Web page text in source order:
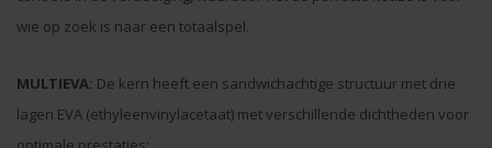
wie op zoek is naar een totaalspel.
MULTIEVA: De kern heeft een sandwichachtige structuur met drie
lagen EVA (ethyleenvinylacetaat) met verschillende dichtheden voor